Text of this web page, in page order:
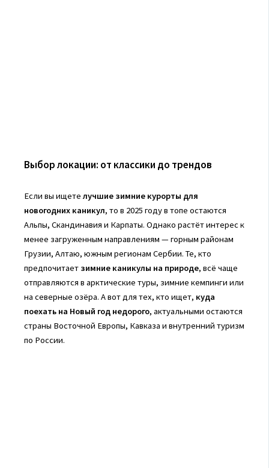
Выбор локации: от классики до трендов
Если вы ищете лучшие зимние курорты для
новогодних каникул, то в 2025 году в топе остаются
Альпы, Скандинавия и Карпаты. Однако растёт интерес к
менее загруженным направлениям — горным районам
Грузии, Алтаю, южным регионам Сербии. Те, кто
предпочитает зимние каникулы на природе, всё чаще
отправляются в арктические туры, зимние кемпинги или
на северные озёра. А вот для тех, кто ищет, куда
поехать на Новый год недорого, актуальными остаются
страны Восточной Европы, Кавказа и внутренний туризм
по России.